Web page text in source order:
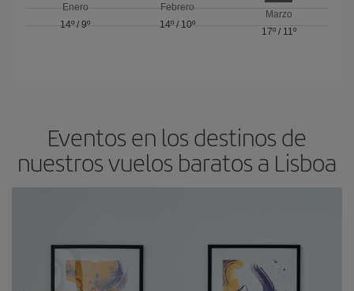
Enero
14º /9º
Febrero
14º/ 10º
Marzo
17º/ 11º
Eventos en los destinos de
nuestros vuelos baratos a Lisboa